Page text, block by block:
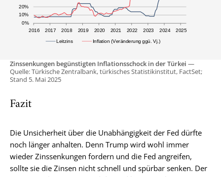
Zinssenkungen begünstigten Inflationsschock in der Türkei —
Quelle: Türkische Zentralbank, türkisches Statistikinstitut, FactSet;
Stand 5. Mai 2025
Fazit
Die Unsicherheit über die Unabhängigkeit der Fed dürfte
noch länger anhalten. Denn Trump wird wohl immer
wieder Zinssenkungen fordern und die Fed angreifen,
sollte sie die Zinsen nicht schnell und spürbar senken. Der